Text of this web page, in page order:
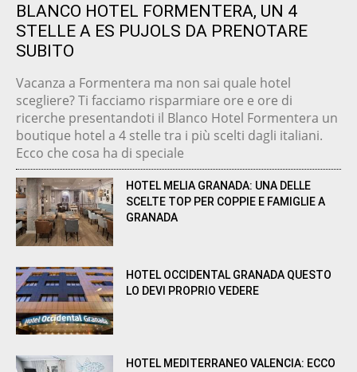
BLANCO HOTEL FORMENTERA, UN 4
STELLE A ES PUJOLS DA PRENOTARE
SUBITO
Vacanza a Formentera ma non sai quale hotel
scegliere? Ti facciamo risparmiare ore e ore di
ricerche presentandoti il Blanco Hotel Formentera un
boutique hotel a 4 stelle tra i più scelti dagli italiani.
Ecco che cosa ha di speciale
HOTEL MELIA GRANADA: UNA DELLE
SCELTE TOP PER COPPIE E FAMIGLIE A
GRANADA
HOTEL OCCIDENTAL GRANADA QUESTO
LO DEVI PROPRIO VEDERE
HOTEL MEDITERRANEO VALENCIA: ECCO